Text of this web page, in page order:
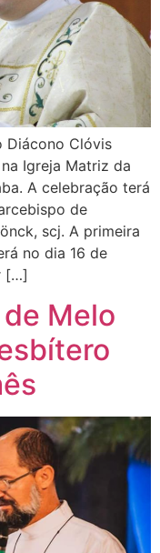
Diácono Clóvis
Igreja Matriz da
A celebração terá
de
scj. A primeira
no dia 16 de
[…]
Melo